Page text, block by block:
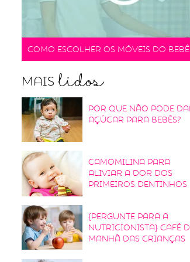
Como escolher os móveis do bebê
Maislidos
Por que não pode
açúcar para bebês?
Camomilina para
aliviar a dor dos
primeiros dentinhos
{Pergunte para a
nutricionista} Café
manhã das crianças